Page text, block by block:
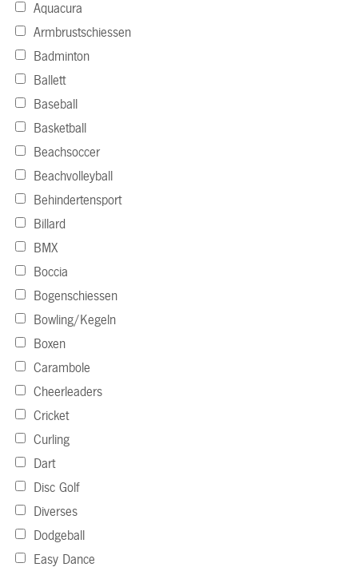
Aquacura
Armbrustschiessen
Badminton
Ballett
Baseball
Basketball
Beachsoccer
Beachvolleyball
Behindertensport
Billard
BMX
Boccia
Bogenschiessen
Bowling/Kegeln
Boxen
Carambole
Cheerleaders
Cricket
Curling
Dart
Disc Golf
Diverses
Dodgeball
Easy Dance